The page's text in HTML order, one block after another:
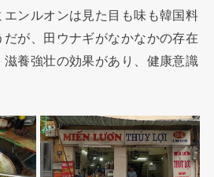
ンルオンは見た目も味も韓国料
が、田ウナギがなかなかの存在
養強壮の効果があり、健康意識